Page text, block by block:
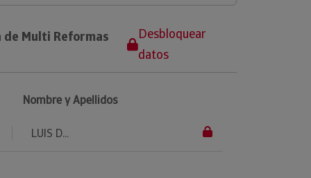
Multi Reformas
Desbloquear
datos
Nombre y Apellidos
LUIS D...